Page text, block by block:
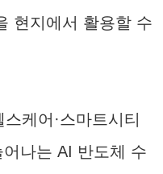
현지에서 활용할 수
케어·스마트시티
나는 AI 반도체 수